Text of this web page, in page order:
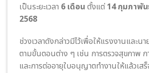
เป็นระยะเวลา 6 เดือน ตั้งแต่ 14 กุมภาพั
2568
ช่วงเวลาดังกล่าวมีไว้เพื่อให้แรงงานและน
ตามขั้นตอนต่าง ๆ เช่น การตรวจสุขภาพ ก
และการต่ออายุใบอนุญาตทำงานให้แล้วเสร็